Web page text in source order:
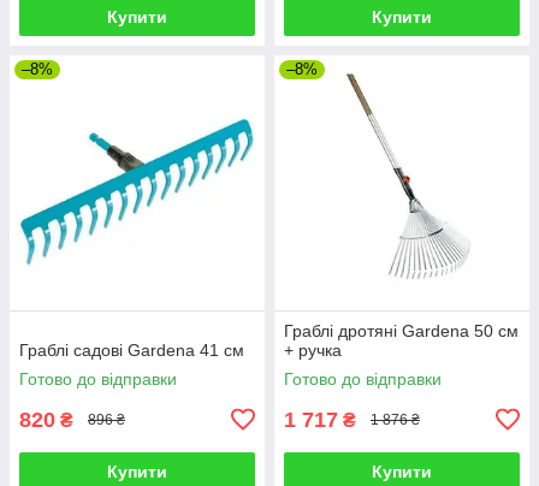
Купити Купити
–8%
Граблі садові Gardena 41 см
Готово до відправки
820 ₴ 896 ₴
Купити
–8%
Граблі дротяні Gardena 50 см
+ ручка
Готово до відправки
1 717 ₴ 1 876 ₴
Купити